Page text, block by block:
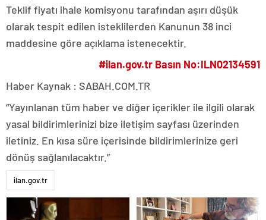
Teklif fiyatı ihale komisyonu tarafından aşırı düşük
olarak tespit edilen isteklilerden Kanunun 38 inci
maddesine göre açıklama istenecektir.
#ilan.gov.tr Basın No:ILN02134591
Haber Kaynak : SABAH.COM.TR
“Yayınlanan tüm haber ve diğer içerikler ile ilgili olarak
yasal bildirimlerinizi bize iletişim sayfası üzerinden
iletiniz. En kısa süre içerisinde bildirimlerinize geri
dönüş sağlanılacaktır.”
ilan.gov.tr